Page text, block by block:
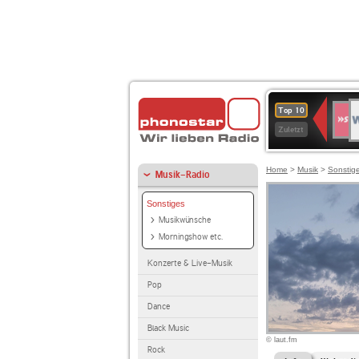
Top 10
Zuletzt
4
Musik-Radio
Sonstiges
Musikwünsche
Morningshow etc.
Konzerte & Live-Musik
Pop
Dance
Black Music
Rock
Home > Musik >
© laut.fm